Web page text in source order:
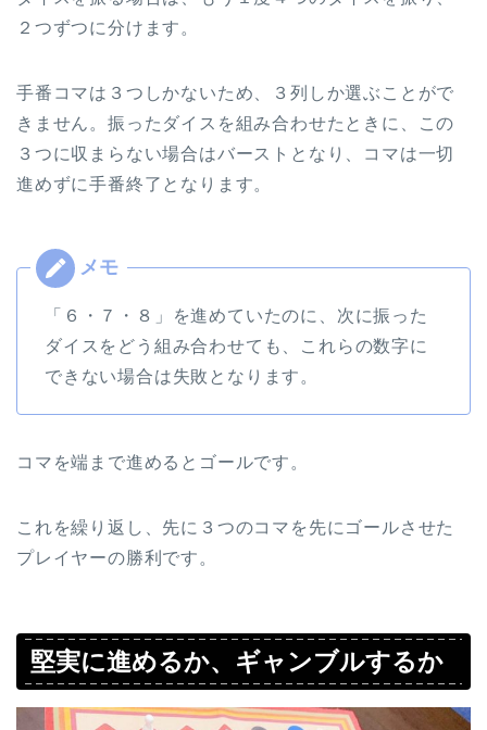
２つずつに分けます。
手番コマは３つしかないため、３列しか選ぶことがで
きません。振ったダイスを組み合わせたときに、この
３つに収まらない場合はバーストとなり、コマは一切
進めずに手番終了となります。
「６・７・８」を進めていたのに、次に振った
ダイスをどう組み合わせても、これらの数字に
できない場合は失敗となります。
コマを端まで進めるとゴールです。
これを繰り返し、先に３つのコマを先にゴールさせた
プレイヤーの勝利です。
堅実に進めるか、ギャンブルするか